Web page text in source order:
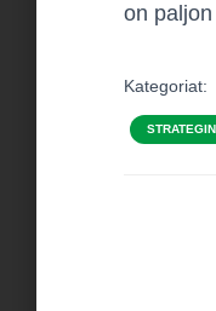
on
Kategoriat: